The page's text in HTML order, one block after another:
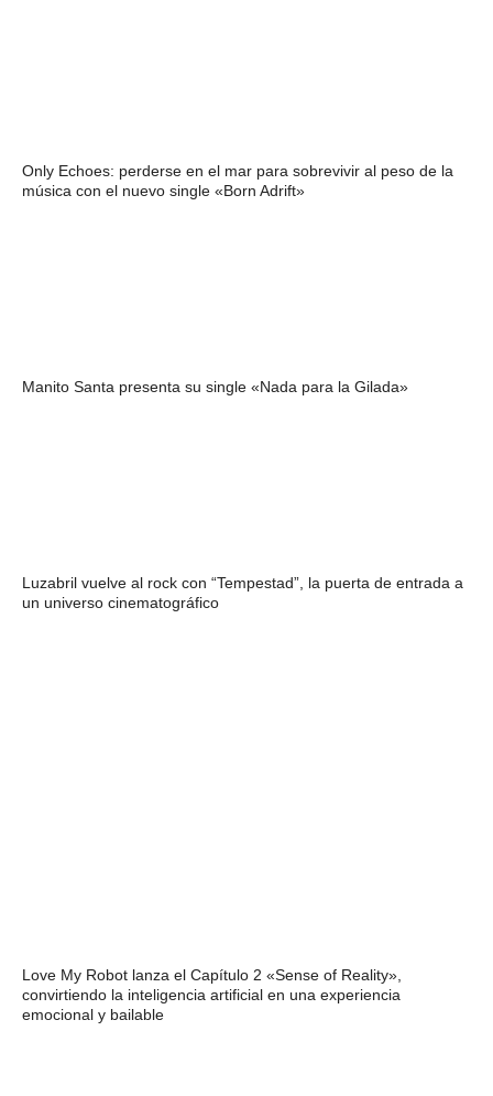
Only Echoes: perderse en el mar para sobrevivir al peso de la
música con el nuevo single «Born Adrift»
Manito Santa presenta su single «Nada para la Gilada»
Luzabril vuelve al rock con “Tempestad”, la puerta de entrada a
un universo cinematográfico
Love My Robot lanza el Capítulo 2 «Sense of Reality»,
convirtiendo la inteligencia artificial en una experiencia
emocional y bailable